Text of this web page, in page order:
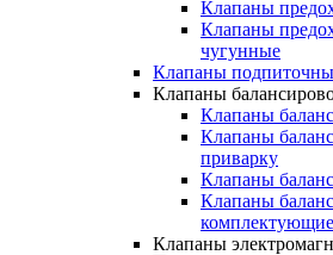
Клапаны
Клапаны
чугунные
Клапаны
Клапаны
Клапаны
Клапаны
приварку
Клапаны
Клапаны
комплектующие
Клапаны